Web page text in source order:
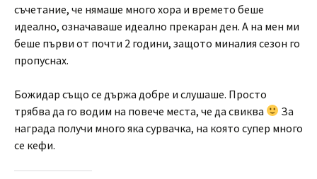
съчетание, че нямаше много хора и времето беше
идеално, означаваше идеално прекаран ден. А на мен ми
беше първи от почти 2 години, защото миналия сезон го
пропуснах.
Божидар също се държа добре и слушаше. Просто
трябва да го водим на повече места, че да свиква
За
награда получи много яка сурвачка, на която супер много
се кефи.